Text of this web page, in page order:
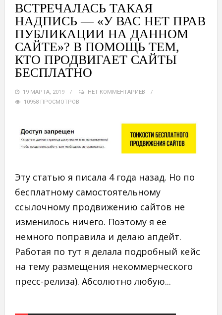
ВСТРЕЧАЛАСЬ ТАКАЯ
НАДПИСЬ — «У ВАС НЕТ ПРАВ
ПУБЛИКАЦИИ НА ДАННОМ
САЙТЕ»? В ПОМОЩЬ ТЕМ,
КТО ПРОДВИГАЕТ САЙТЫ
БЕСПЛАТНО
19 МАРТА, 2019
НЕТ КОММЕНТАРИЕВ
10958 ПРОСМОТРОВ
Эту статью я писала 4 года назад. Но по
бесплатному самостоятельному
ссылочному продвижению сайтов не
изменилось ничего. Поэтому я ее
немного поправила и делаю апдейт.
Работая по тут я делала подробный кейс
на тему размещения некоммерческого
пресс-релиза). Абсолютно любую...